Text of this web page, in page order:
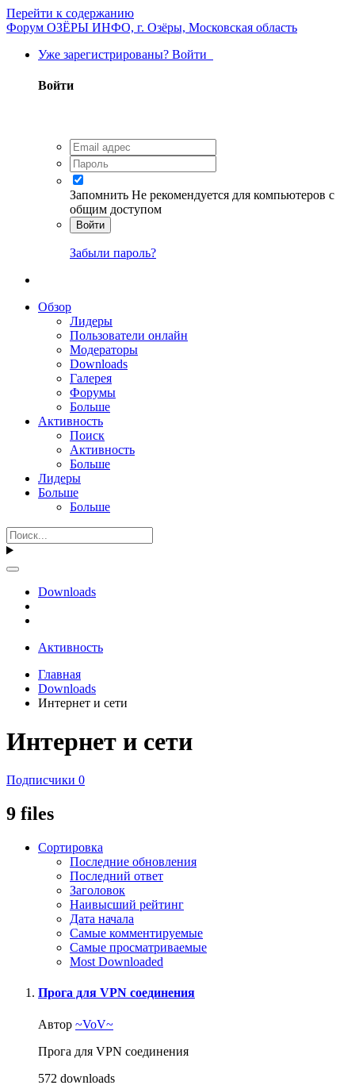
Перейти к содержанию
Форум ОЗЁРЫ ИНФО, г. Озёры, Московская область
Уже зарегистрированы? Войти
Войти
Запомнить Не рекомендуется для компьютеров с
общим доступом
Войти
Забыли пароль?
Обзор
Лидеры
Пользователи онлайн
Модераторы
Downloads
Галерея
Форумы
Больше
Активность
Поиск
Активность
Больше
Лидеры
Больше
Больше
Downloads
Активность
Главная
Downloads
Интернет и сети
Интернет и сети
Подписчики 0
9 files
Сортировка
Последние обновления
Последний ответ
Заголовок
Наивысший рейтинг
Дата начала
Самые комментируемые
Самые просматриваемые
Most Downloaded
Прога для VPN соединения
Автор ~VoV~
Прога для VPN соединения
572 downloads